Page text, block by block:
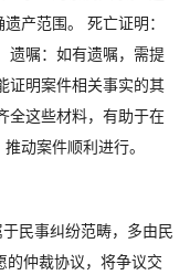
产范围。 死亡证明：
遗嘱：如有遗嘱，需提
证明案件相关事实的其
全这些材料，有助于在
动案件顺利进行。
民事纠纷范畴，多由民
的仲裁协议，将争议交